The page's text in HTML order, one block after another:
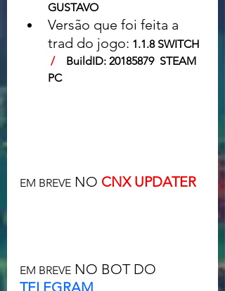
GUSTAVO
Versão que foi feita a
trad do jogo: 1.1.8 SWITCH
/
    BuildID: 20185879  STEAM
PC
EM BREVE NO CNX UPDATER
EM BREVE NO BOT DO